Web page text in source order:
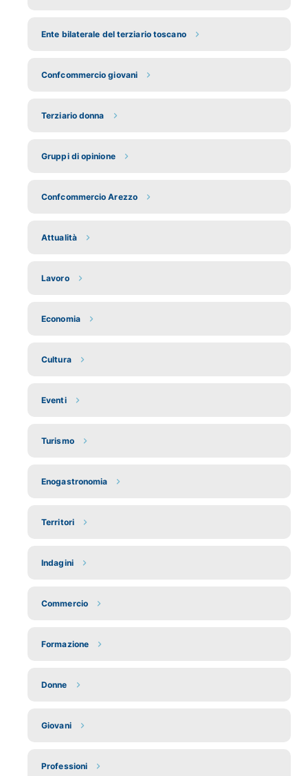
Ente bilaterale del terziario toscano
Confcommercio giovani
Terziario donna
Gruppi di opinione
Confcommercio Arezzo
Attualità
Lavoro
Economia
Cultura
Eventi
Turismo
Enogastronomia
Territori
Indagini
Commercio
Formazione
Donne
Giovani
Professioni